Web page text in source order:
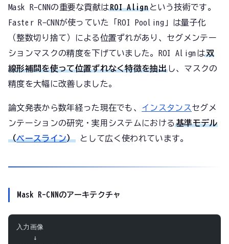
Mask R-CNNの重要な貢献はROI Alignという技術です。
Faster R-CNNが使っていた「ROI Pooling」は量子化
（整数切り捨て）による位置ずれがあり、セグメンテー
ションマスクの精度を下げていました。ROI Alignは双
線形補間を使って位置ずれなく特徴を抽出し、マスクの
精度を大幅に改善しました。
論文発表から数年経った現在でも、 インスタンスセグメ
ンテーションの研究・実用システムにおける基準モデル
（ベースライン） として広く使われています。
Mask R-CNNのアーキテクチャ
入力画像
    ↓